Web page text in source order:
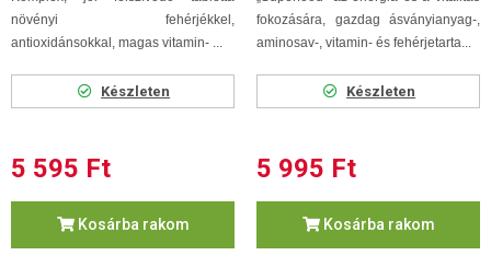
növényi fehérjékkel,
antioxidánsokkal, magas vitamin- ...
Készleten
5 595 Ft
Kosárba rakom
fokozására, gazdag ásványianyag-,
aminosav-, vitamin- és fehérjetarta...
Készleten
5 995 Ft
Kosárba rakom